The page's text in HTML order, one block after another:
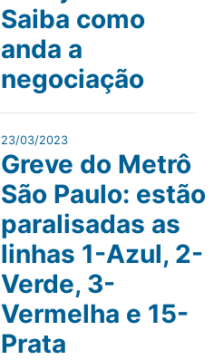
Saiba como
anda a
negociação
23/03/2023
Greve do Metrô
São Paulo: estão
paralisadas as
linhas 1-Azul, 2-
Verde, 3-
Vermelha e 15-
Prata